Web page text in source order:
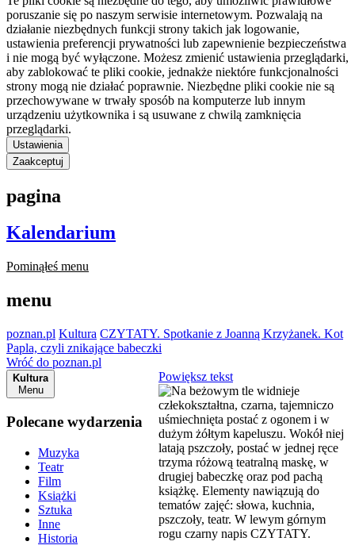
poruszanie się po naszym serwisie internetowym. Pozwalają na
działanie niezbędnych funkcji strony takich jak logowanie,
ustawienia preferencji prywatności lub zapewnienie bezpieczeństwa
i nie mogą być wyłączone. Możesz zmienić ustawienia przeglądarki,
aby zablokować te pliki cookie, jednakże niektóre funkcjonalności
strony mogą nie działać poprawnie. Niezbędne pliki cookie nie są
przechowywane w trwały sposób na komputerze lub innym
urządzeniu użytkownika i są usuwane z chwilą zamknięcia
przeglądarki.
Ustawienia
Zaakceptuj
pagina
Kalendarium
Pominąłeś menu
menu
poznan.pl Kultura CZYTATY. Spotkanie z Joanną Krzyżanek. Kot
Papla, czyli znikające babeczki
Wróć do poznan.pl
Kultura
Menu
Polecane wydarzenia
Muzyka
Teatr
Film
Książki
Sztuka
Inne
Historia
Powiększ tekst